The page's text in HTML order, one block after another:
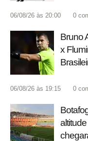
06/08/26 às 20:00 0
Bruno
x
06/08/26 às 19:15 0